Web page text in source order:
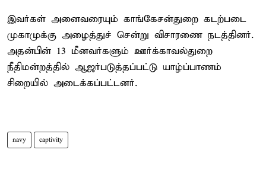
இவர்கள் அனைவரையும் காங்கேசன்துறை கடற்படை
முகாமுக்கு அழைத்துச் சென்று விசாரணை நடத்தினர்.
அதன்பின் 13 மீனவர்களும் ஊர்க்காவல்துறை
நீதிமன்றத்தில் ஆஜர்படுத்தப்பட்டு யாழ்ப்பாணம்
சிறையில் அடைக்கப்பட்டனர்.
navy captivity